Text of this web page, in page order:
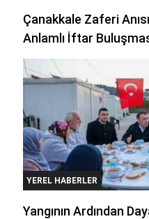
Çanakkale Zaferi
Anlamlı İftar
YEREL HABERLER
Yangının Ardından